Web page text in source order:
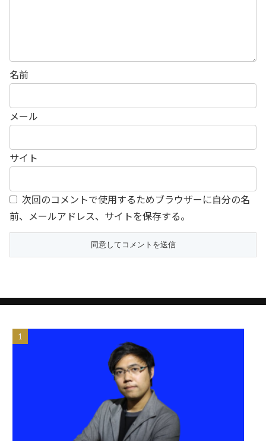
名前
メール
サイト
次回のコメントで使用するためブラウザーに自分の名
前、メールアドレス、サイトを保存する。